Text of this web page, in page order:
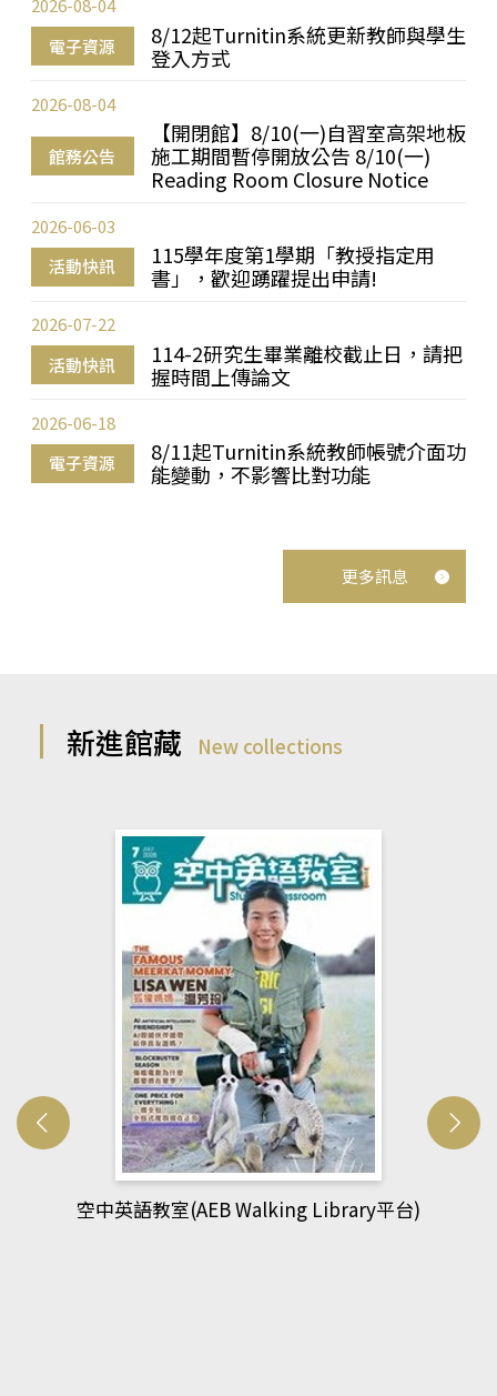
電子資源
8/12起Turnitin系統更新教師與學生
登入方式
2026-08-04
館務公告
【開閉館】8/10(一)自習室高架地板
施工期間暫停開放公告 8/10(一)
Reading Room Closure Notice
2026-08-04
活動快訊
115學年度第1學期「教授指定用
書」，歡迎踴躍提出申請!
2026-06-03
活動快訊
114-2研究生畢業離校截止日，請把
握時間上傳論文
2026-07-22
電子資源
8/11起Turnitin系統教師帳號介面功
能變動，不影響比對功能
2026-06-18
更多訊息
新進館藏 New collections
網管人(kono平台)